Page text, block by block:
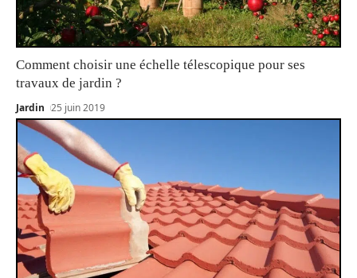
Comment choisir une échelle télescopique pour ses
travaux de jardin ?
Jardin 25 juin 2019